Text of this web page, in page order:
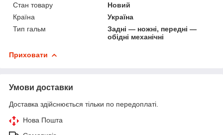
Стан товару
Новий
Країна
Україна
Тип гальм
Задні — ножні, передні —
обідні механічні
Приховати
Умови доставки
Доставка здійснюється тільки по передоплаті.
Нова Пошта